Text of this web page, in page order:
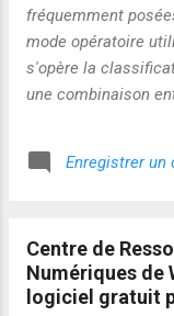
fréquemment
mode opératoire
s'opère la
une combinaison
appropriée à chaque
remplit un
du contenu du jeu.
représente une
éditeur d’un jeu
Enregistrer un
Centre de
Numériques de
logiciel gratuit